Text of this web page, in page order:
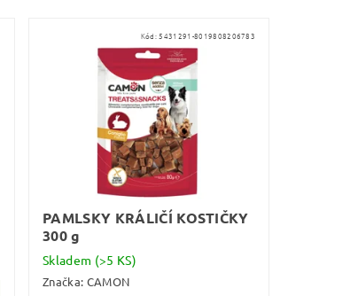
Kód:5431291-8019808206783
PAMLSKY KRÁLIČÍ KOSTIČKY
300 g
Skladem (>5 KS)
Značka: CAMON